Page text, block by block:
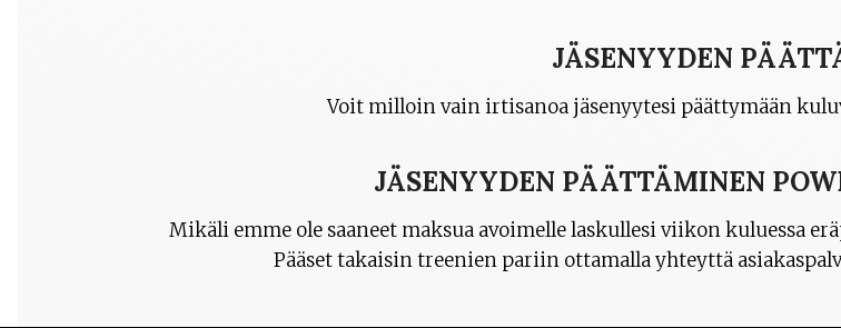
JÄSENYYDEN
Voit milloin vain irtisanoa jäsenyytesi päättymään
JÄSENYYDEN PÄÄTTÄMINEN
Mikäli emme ole saaneet maksua avoimelle laskullesi viikon kuluessa
Pääset takaisin treenien pariin ottamalla yhteyttä